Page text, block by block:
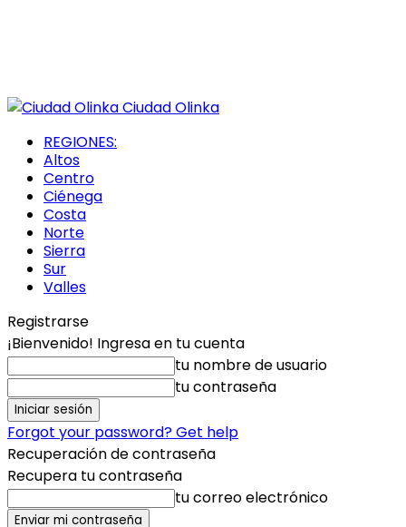
Ciudad Olinka
REGIONES:
Altos
Centro
Ciénega
Costa
Norte
Sierra
Sur
Valles
Registrarse
¡Bienvenido! Ingresa en tu cuenta
tu nombre de usuario
tu contraseña
Forgot your password? Get help
Recuperación de contraseña
Recupera tu contraseña
tu correo electrónico